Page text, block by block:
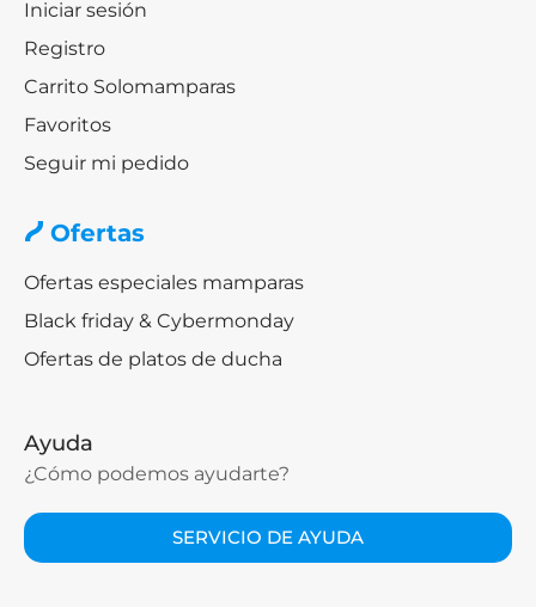
Iniciar sesión
Registro
Carrito Solomamparas
Favoritos
Seguir mi pedido
Ofertas
Ofertas especiales mamparas
Black friday & Cybermonday
Ofertas de platos de ducha
Ayuda
¿Cómo podemos ayudarte?
SERVICIO DE AYUDA